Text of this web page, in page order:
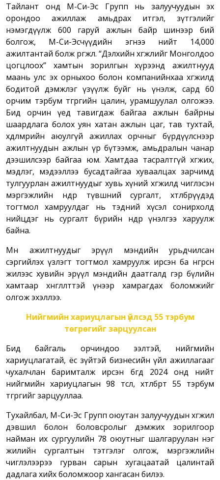
Тайлант онд М-Си-Эс Групп нь залуучуудын эх
орондоо ажиллаж амьдрах итгэл, зүтгэлийг
нэмэгдүүлж 600 гаруй ажлын байр шинээр бий
болгож, М-Си-Эсчүүдийн эгнээ нийт 14,000
ажилтантай болж өргөжлөө. “Дэлхийн хөгжлийг Монголдоо
цогцлоох” хамтын зорилгын хүрээнд ажилтнууд
маань улс эх орныхоо болон компанийнхаа хөгжилд
бодитой дэмжлэг үзүүлж буйг нь үнэлж, сард 60
орчим тэрбум төгрөгийн цалин, урамшуулал олгожээ.
Бид орчин үед тавигдаж байгаа ажлын байрны
шаардлага болох уян хатан ажлын цаг, тав тухтай,
хөдөлмөрийн аюулгүй ажиллах орчныг бүрдүүлснээр
ажилтнуудын ажлын үр бүтээмж, амьдралын чанар
дээшилсээр байгаа юм. Хамтдаа тасралтгүй хөгжих,
мэдлэг, мэдээллээ бусадтайгаа хуваалцах зарчимд
тулгуурлан ажилтнуудыг хувь хүний хөгжилд чиглэсэн
мэргэжлийн өндөр түвшний сургалт, хөтөлбөрүүдэд
тогтмол хамруулдаг нь тэдний хүсэл сонирхолд
нийцдэг нь сургалт бүрийн өндөр үнэлгээ харуулж
байна.
Мөн ажилтнуудыг эрүүл мэндийн урьдчилсан
сэргийлэх үзлэгт тогтмол хамруулж ирсэн ба өнгөрсөн
жилээс хувийн эрүүл мэндийн даатгалд гэр бүлийн
хамтаар хөнгөлөлттэй үнээр хамрагдах боломжийг
олгож эхэллээ.
Нийгмийн хариуцлагын үйлсэд 55 тэрбум
төгрөгийг зарцуулсан
Бид байгаль орчиндоо ээлтэй, нийгмийн
хариуцлагатай, ёс зүйтэй бизнесийн үйл ажиллагааг
чухалчлан баримталж ирсэн бөгөөд 2024 онд нийт
нийгмийн хариуцлагын 98 төсөл, хөтөлбөрт 55 тэрбум
төгрөгийг зарцууллаа.
Тухайлбал, М-Си-Эс Групп оюутан залуучуудын хөгжил
дэвшил болон боловсролыг дэмжих зорилгоор
найман их сургуулийн 78 оюутныг шалгаруулан нэг
жилийн сургалтын тэтгэлэг олгож, мэргэжлийн
чиглэлээрээ гурван сарын хугацаатай цалинтай
дадлага хийх боломжоор хангасан билээ.